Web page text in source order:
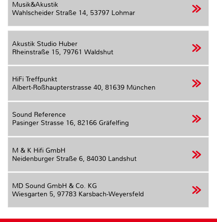
Musik&Akustik
Wahlscheider Straße 14, 53797 Lohmar
Akustik Studio Huber
Rheinstraße 15, 79761 Waldshut
HiFi Treffpunkt
Albert-Roßhaupterstrasse 40, 81639 München
Sound Reference
Pasinger Strasse 16, 82166 Gräfelfing
M & K Hifi GmbH
Neidenburger Straße 6, 84030 Landshut
MD Sound GmbH & Co. KG
Wiesgarten 5, 97783 Karsbach-Weyersfeld